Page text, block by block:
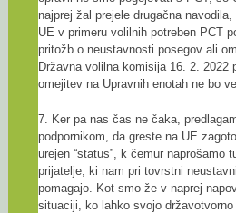
najprej žal prejele drugačna
UE v primeru volilnih potreben PCT
pritožb o neustavnosti posegov ali
Državna volilna komisija 16. 2. 2022
omejitev na Upravnih enotah ne bo
7. Ker pa nas čas ne čaka,
podpornikom, da greste na UE
urejen “status”, k čemur naprošamo
prijatelje, ki nam pri tovrstni
pomagajo. Kot smo že v naprej
situaciji, ko lahko svojo